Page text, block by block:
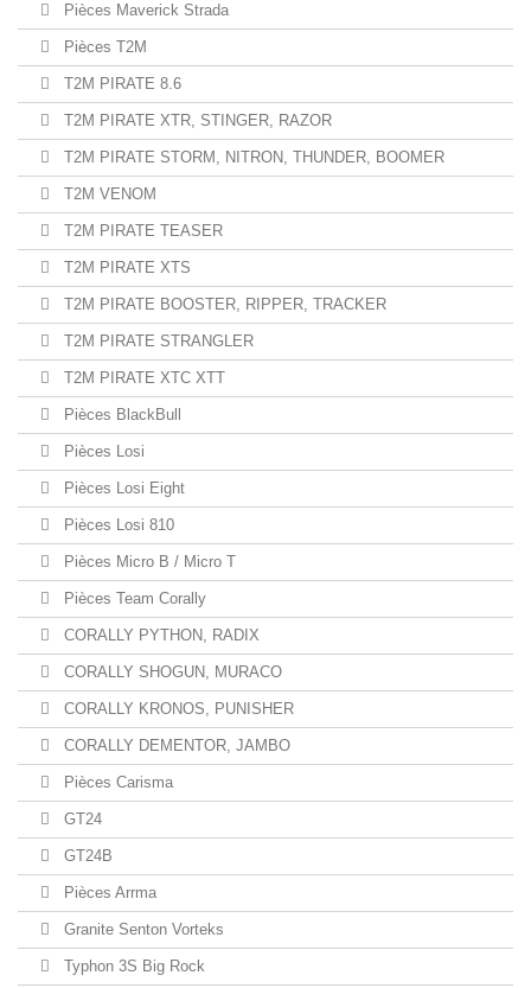
Pièces Maverick Strada
Pièces T2M
T2M PIRATE 8.6
T2M PIRATE XTR, STINGER, RAZOR
T2M PIRATE STORM, NITRON, THUNDER, BOOMER
T2M VENOM
T2M PIRATE TEASER
T2M PIRATE XTS
T2M PIRATE BOOSTER, RIPPER, TRACKER
T2M PIRATE STRANGLER
T2M PIRATE XTC XTT
Pièces BlackBull
Pièces Losi
Pièces Losi Eight
Pièces Losi 810
Pièces Micro B / Micro T
Pièces Team Corally
CORALLY PYTHON, RADIX
CORALLY SHOGUN, MURACO
CORALLY KRONOS, PUNISHER
CORALLY DEMENTOR, JAMBO
Pièces Carisma
GT24
GT24B
Pièces Arrma
Granite Senton Vorteks
Typhon 3S Big Rock